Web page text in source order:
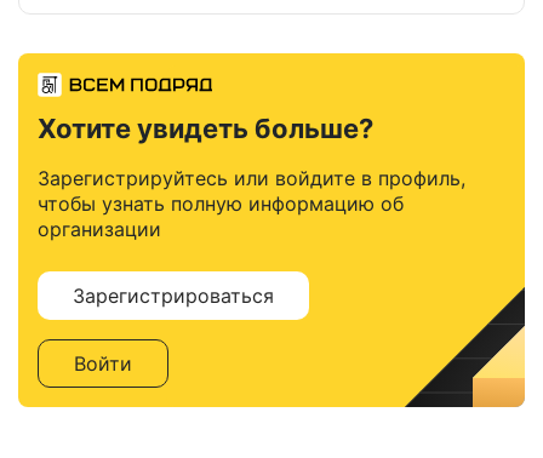
Хотите увидеть больше?
Зарегистрируйтесь или войдите в профиль,
чтобы узнать полную информацию об
организации
Зарегистрироваться
Войти